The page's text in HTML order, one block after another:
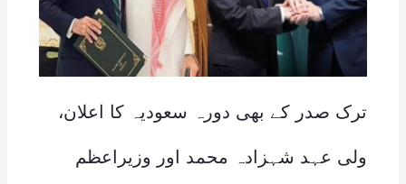
ترک صدر کے بھی دورہ سعودیہ کا اعلان،
ولی عہد شہزادہ محمد اور وزیراعظم